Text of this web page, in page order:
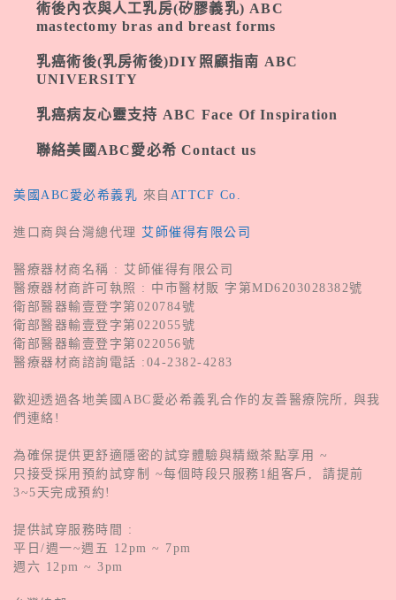
術後內衣與人工乳房(矽膠義乳) ABC
mastectomy bras and breast forms
乳癌術後(乳房術後)DIY照顧指南 ABC
UNIVERSITY
乳癌病友心靈支持 ABC Face Of Inspiration
聯絡美國ABC愛必希 Contact us
美國ABC愛必希義乳 來自 ATTCF Co.
進口商與台灣總代理 艾師催得有限公司
醫療器材商名稱 : 艾師催得有限公司
醫療器材商許可執照 : 中市醫材販 字第MD6203028382號
衛部醫器輸壹登字第020784號
衛部醫器輸壹登字第022055號
衛部醫器輸壹登字第022056號
醫療器材商諮詢電話 :04-2382-4283
歡迎透過各地美國ABC愛必希義乳合作的友善醫療院所, 與我
們連絡!
為確保提供更舒適隱密的試穿體驗與精緻茶點享用 ~
只接受採用預約試穿制 ~每個時段只服務1組客戶, 請提前
3~5天完成預約!
提供試穿服務時間 :
平日/週一~週五 12pm ~ 7pm
週六 12pm ~ 3pm